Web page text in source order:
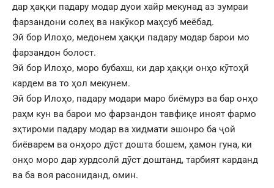
дар ҳаққи падару модар дуои хайр мекунад аз зумраи
фарзандони солеҳ ва накӯкор маҳсуб меёбад.
Эй бор Илоҳо, медонем ҳаққи падару модар барои мо
фарзандон болост.
Эй бор Илоҳо, моро бубахш, ки дар ҳаққи онҳо кӯтоҳӣ
кардем ва то ҳол мекунем.
Эй бор Илоҳо, падару модари маро биёмурз ва бар онҳо
раҳм кун ва барои мо фарзандон тавфиқе иноят фармо
эҳтироми падару модар ва хидмати эшонро ба ҷой
биёварем ва онҳоро дӯст дошта бошем, ҳамон гуна, ки
онҳо моро дар хурдсолӣ дӯст доштанд, тарбият карданд
ва ба воя расониданд, омин.